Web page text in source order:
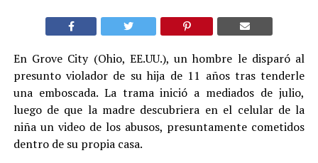
En Grove City (Ohio, EE.UU.), un hombre le disparó al
presunto violador de su hija de 11 años tras tenderle
una emboscada. La trama inició a mediados de julio,
luego de que la madre descubriera en el celular de la
niña un video de los abusos, presuntamente cometidos
dentro de su propia casa.